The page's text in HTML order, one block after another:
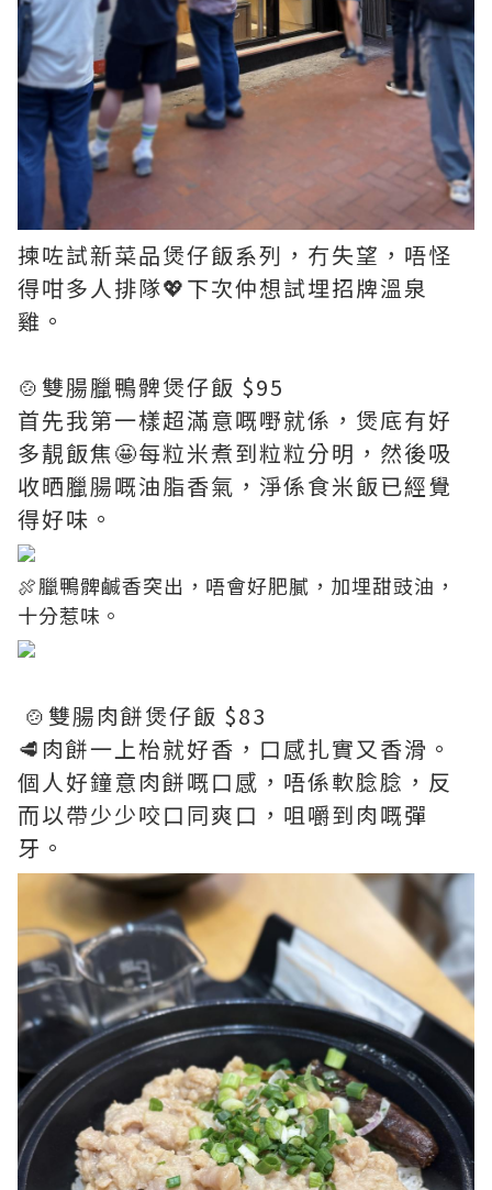
揀咗試新菜品煲仔飯系列，冇失望，唔怪
得咁多人排隊💖下次仲想試埋招牌溫泉
雞。
🍲雙腸臘鴨髀煲仔飯 $95
首先我第一樣超滿意嘅嘢就係，煲底有好
多靚飯焦🤩每粒米煮到粒粒分明，然後吸
收晒臘腸嘅油脂香氣，淨係食米飯已經覺
得好味。
🍖臘鴨髀鹹香突出，唔會好肥膩，加埋甜豉油，
十分惹味。
🍲雙腸肉餅煲仔飯 $83
🥩肉餅一上枱就好香，口感扎實又香滑。
個人好鐘意肉餅嘅口感，唔係軟腍腍，反
而以帶少少咬口同爽口，咀嚼到肉嘅彈
牙。